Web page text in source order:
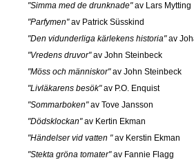
"Simma med de drunknade"av Lars Mytting
"Parfymen"av Patrick Süsskind
"Den vidunderliga kärlekens historia"av
"Vredens druvor"av John Steinbeck
"Möss och människor"av John Steinbeck
"Livläkarens besök"av P.O. Enquist
"Sommarboken"av Tove Jansson
"Dödsklockan"av Kertin Ekman
"Händelser vid vatten "av Kerstin Ekman
"Stekta gröna tomater"av Fannie Flagg